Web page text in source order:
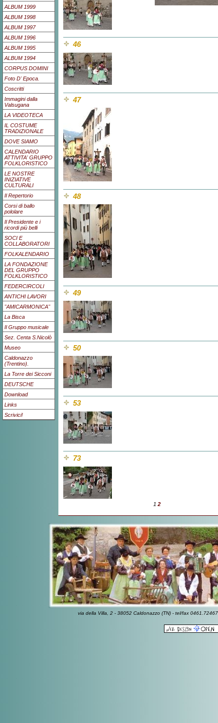
ALBUM 1999
ALBUM 1998
ALBUM 1997
ALBUM 1996
ALBUM 1995
ALBUM 1994
CORPUS DOMINI
Foto D' Epoca.
Coscritti
Immagini dalla
Valsugana
LA VIDEOTECA
IL COSTUME
TRADIZIONALE
DOVE SIAMO
CALENDARIO
ATTIVITA' GRUPPO
FOLKLORISTICO
LE NOSTRE
INIZIATIVE
CULTURALI
Il Repertorio
Corsi di ballo
pololare
Il Presidente e i
ricordi più belli
SOCI E
COLLABORATORI
FOLKALENDARIO
LA FONDAZIONE
DEL GRUPPO
FOLKLORISTICO
FEDERCIRCOLI
ANTICHI LAVORI
"AMICARMONICA"
La Bisca
Il Gruppo musicale
Sez. Centa S.Nicolò
Museo
Caldonazzo
(Trentino).
La Torre dei Sicconi
DEUTSCHE
Download
Links
Scrivici!
46
47
48
49
50
53
73
1 2
via della Villa, 2 - 38052 Caldonazzo (TN) - tel/fax